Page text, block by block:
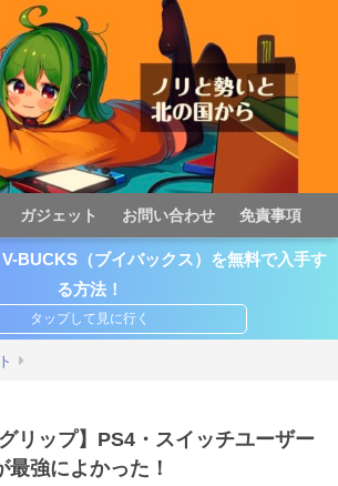
ガジェット お問い合わせ 免責事項
V-BUCKS（ブイバックス）を無料で入手す
る方法！
リップ】PS4・スイッチユーザー
強によかった！